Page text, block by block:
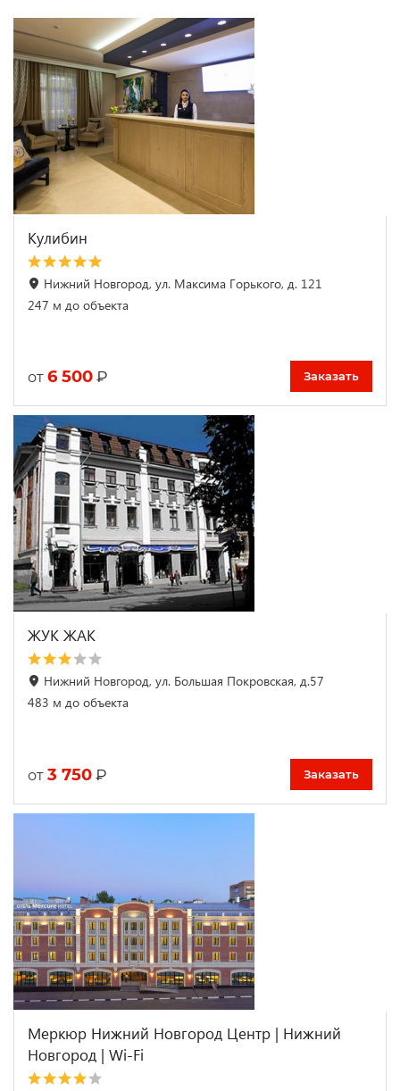
Кулибин
Нижний Новгород, ул. Максима Горького, д. 121
247 м до объекта
от 6 500 ₽ Заказать
ЖУК ЖАК
Нижний Новгород, ул. Большая Покровская, д.57
483 м до объекта
от 3 750 ₽ Заказать
Меркюр Нижний Новгород Центр | Нижний
Новгород | Wi-Fi